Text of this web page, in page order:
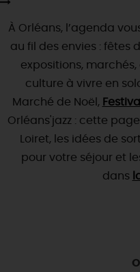
TOUTES
Vins etvignobles
Chic, une aire de
Par ici lesguinguettes
Que rapporter du
La Route desMétiers
TOUT
(re)Découvrir les
Expérimenter
Rendez-
Des sorties
À Orléans, l’agenda
au fil des envies : fêtes
expositions,
culture à vivre en
Marché de Noël,
Orléans'jazz : cette
Loiret, les idées de
pour votre séjour et
dans